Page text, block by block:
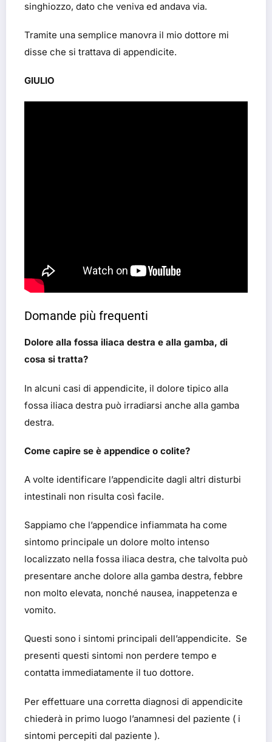
singhiozzo, dato che veniva ed andava via.
Tramite una semplice manovra il mio dottore mi
disse che si trattava di appendicite.
GIULIO
Domande più frequenti
Dolore alla fossa iliaca destra e alla gamba, di
cosa si tratta?
In alcuni casi di appendicite, il dolore tipico alla
fossa iliaca destra può irradiarsi anche alla gamba
destra.
Come capire se è appendice o colite?
A volte identificare l’appendicite dagli altri disturbi
intestinali non risulta così facile.
Sappiamo che l’appendice infiammata ha come
sintomo principale un dolore molto intenso
localizzato nella fossa iliaca destra, che talvolta può
presentare anche dolore alla gamba destra, febbre
non molto elevata, nonché nausea, inappetenza e
vomito.
Questi sono i sintomi principali dell’appendicite. Se
presenti questi sintomi non perdere tempo e
contatta immediatamente il tuo dottore.
Per effettuare una corretta diagnosi di appendicite
chiederà in primo luogo l’anamnesi del paziente ( i
sintomi percepiti dal paziente ).